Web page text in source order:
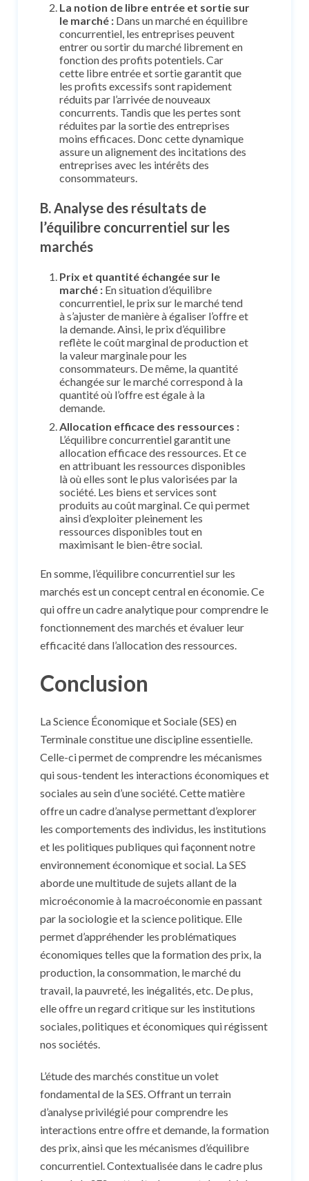
La notion de libre entrée et sortie sur
le marché : Dans un marché en équilibre
concurrentiel, les entreprises peuvent
entrer ou sortir du marché librement en
fonction des profits potentiels. Car
cette libre entrée et sortie garantit que
les profits excessifs sont rapidement
réduits par l’arrivée de nouveaux
concurrents. Tandis que les pertes sont
réduites par la sortie des entreprises
moins efficaces. Donc cette dynamique
assure un alignement des incitations des
entreprises avec les intérêts des
consommateurs.
B. Analyse des résultats de
l’équilibre concurrentiel sur les
marchés
Prix et quantité échangée sur le
marché : En situation d’équilibre
concurrentiel, le prix sur le marché tend
à s’ajuster de manière à égaliser l’offre et
la demande. Ainsi, le prix d’équilibre
reflète le coût marginal de production et
la valeur marginale pour les
consommateurs. De même, la quantité
échangée sur le marché correspond à la
quantité où l’offre est égale à la
demande.
Allocation efficace des ressources :
L’équilibre concurrentiel garantit une
allocation efficace des ressources. Et ce
en attribuant les ressources disponibles
là où elles sont le plus valorisées par la
société. Les biens et services sont
produits au coût marginal. Ce qui permet
ainsi d’exploiter pleinement les
ressources disponibles tout en
maximisant le bien-être social.
En somme, l’équilibre concurrentiel sur les
marchés est un concept central en économie. Ce
qui offre un cadre analytique pour comprendre le
fonctionnement des marchés et évaluer leur
efficacité dans l’allocation des ressources.
Conclusion
La Science Économique et Sociale (SES) en
Terminale constitue une discipline essentielle.
Celle-ci permet de comprendre les mécanismes
qui sous-tendent les interactions économiques et
sociales au sein d’une société. Cette matière
offre un cadre d’analyse permettant d’explorer
les comportements des individus, les institutions
et les politiques publiques qui façonnent notre
environnement économique et social. La SES
aborde une multitude de sujets allant de la
microéconomie à la macroéconomie en passant
par la sociologie et la science politique. Elle
permet d’appréhender les problématiques
économiques telles que la formation des prix, la
production, la consommation, le marché du
travail, la pauvreté, les inégalités, etc. De plus,
elle offre un regard critique sur les institutions
sociales, politiques et économiques qui régissent
nos sociétés.
L’étude des marchés constitue un volet
fondamental de la SES. Offrant un terrain
d’analyse privilégié pour comprendre les
interactions entre offre et demande, la formation
des prix, ainsi que les mécanismes d’équilibre
concurrentiel. Contextualisée dans le cadre plus